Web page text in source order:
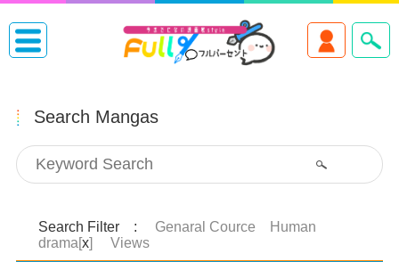
Search Mangas
Search Filter : Genaral Cource Human
drama[x] Views